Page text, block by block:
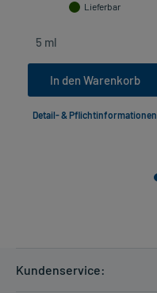
Lieferbar
In den Warenkorb
Detail- & Pflichtinformationen
Kundenservice: